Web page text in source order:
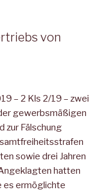
von
– 2 Kls 2/19 – zwei
gewerbsmäßigen
zur Fälschung
sowie drei Jahren
hatten
es ermöglichte